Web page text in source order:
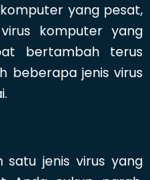
yang pesat,
komputer yang
bertambah terus
beberapa jenis virus
satu jenis virus yang